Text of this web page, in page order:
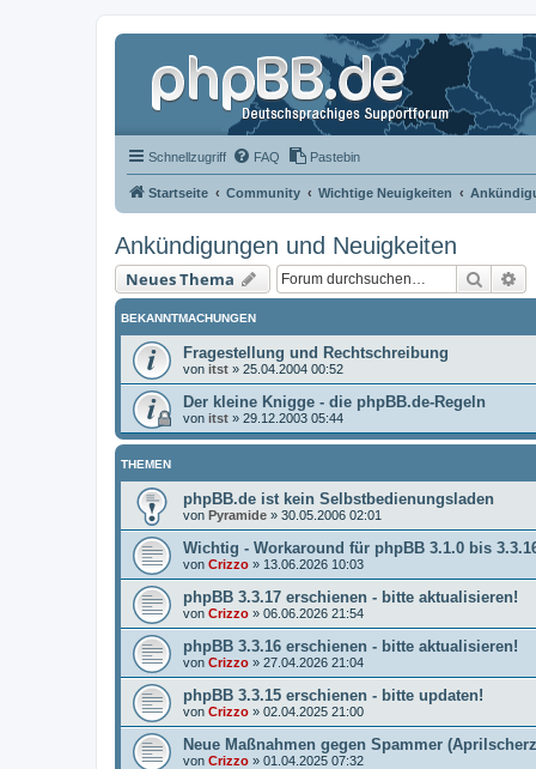
Schnellzugriff FAQ Pastebin
Startseite Community Wichtige Neuigkeiten
Ankündigungen und Neuigkeiten
Neues Thema Suche
BEKANNTMACHUNGEN
Fragestellung und Rechtschreibung
von itst » 25.04.2004 00:52
Der kleine Knigge - die phpBB.de-Regeln
von itst » 29.12.2003 05:44
THEMEN
phpBB.de ist kein Selbstbedienungsladen
von Pyramide » 30.05.2006 02:01
Wichtig - Workaround für phpBB 3.1.0 bis
von Crizzo » 13.06.2026 10:03
phpBB 3.3.17 erschienen - bitte aktualisieren!
von Crizzo » 06.06.2026 21:54
phpBB 3.3.16 erschienen - bitte aktualisieren!
von Crizzo » 27.04.2026 21:04
phpBB 3.3.15 erschienen - bitte updaten!
von Crizzo » 02.04.2025 21:00
Neue Maßnahmen gegen Spammer
von Crizzo » 01.04.2025 07:32